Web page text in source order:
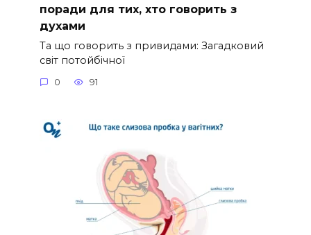
поради для тих, хто говорить з
духами
Та що говорить з привидами: Загадковий
світ потойбічної
0 91